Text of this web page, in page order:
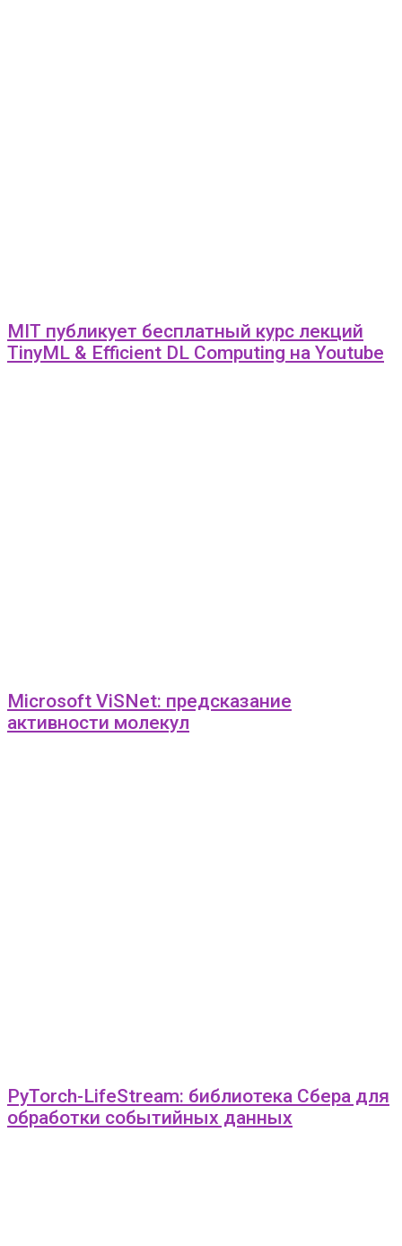
MIT публикует бесплатный курс лекций
TinyML & Efficient DL Computing на Youtube
Microsoft ViSNet: предсказание
активности молекул
PyTorch-LifeStream: библиотека Сбера для
обработки событийных данных